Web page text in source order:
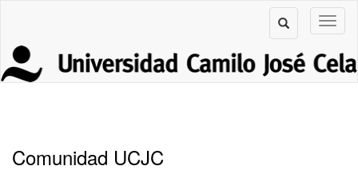
Comunidad UCJC